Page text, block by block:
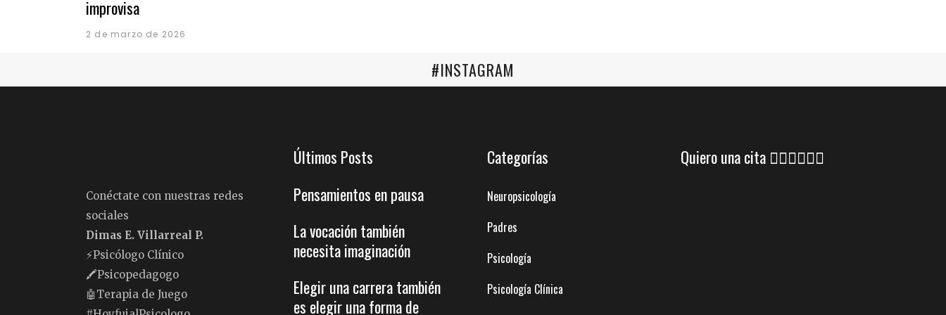
improvisa
2 de marzo de 2026
#INSTAGRAM
Conéctate con nuestras redes
sociales
Dimas E. Villarreal P.
⚡️Psicólogo Clínico
🖍Psicopedagogo
🤖Terapia de Juego
Últimos Posts
Pensamientos en pausa
La vocación también
necesita imaginación
Elegir una carrera también
es elegir una forma de
Categorías
Neuropsicología
Padres
Psicología
Psicología Clínica
Quiero una cita 👇🏼👇🏼👇🏼